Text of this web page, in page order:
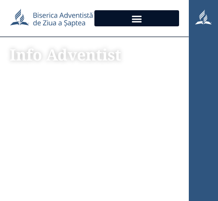
Info Adventist